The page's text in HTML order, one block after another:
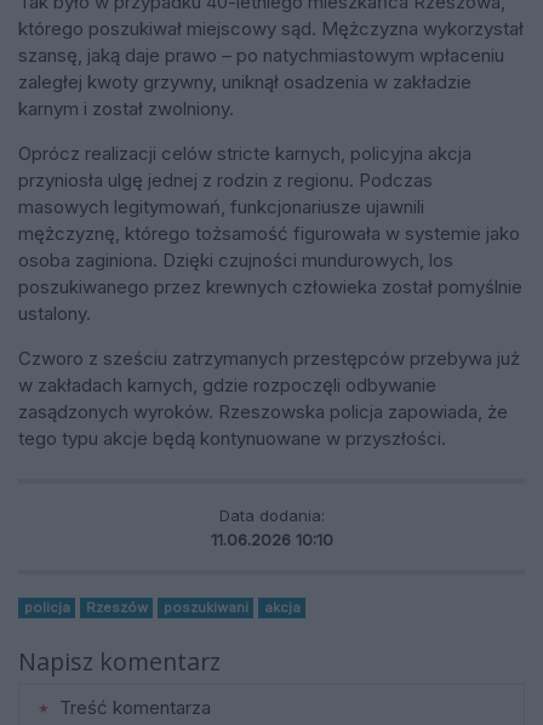
którego poszukiwał miejscowy sąd. Mężczyzna wykorzystał
szansę, jaką daje prawo – po natychmiastowym wpłaceniu
zaległej kwoty grzywny, uniknął osadzenia w zakładzie
karnym i został zwolniony.
Oprócz realizacji celów stricte karnych, policyjna akcja
przyniosła ulgę jednej z rodzin z regionu. Podczas
masowych legitymowań, funkcjonariusze ujawnili
mężczyznę, którego tożsamość figurowała w systemie jako
osoba zaginiona. Dzięki czujności mundurowych, los
poszukiwanego przez krewnych człowieka został pomyślnie
ustalony.
Czworo z sześciu zatrzymanych przestępców przebywa już
w zakładach karnych, gdzie rozpoczęli odbywanie
zasądzonych wyroków. Rzeszowska policja zapowiada, że
tego typu akcje będą kontynuowane w przyszłości.
Data dodania:
11.06.2026 10:10
policja Rzeszów poszukiwani akcja
Napisz komentarz
Treść komentarza